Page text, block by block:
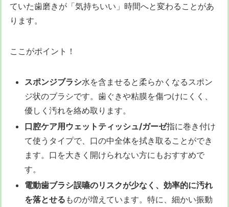
ていた歯磨きが「気持ちいい」時間へと変わることがあ
ります。
ここがポイント！
スポンジブラシ水を含ませると柔らかくなるスポン
ジ状のブラシです。歯ぐきや粘膜を傷つけにくく、
優しく汚れを絡め取ります。
口腔ケア用ウェットティッシュ/ガーゼ指に巻き付け
て使うタイプで、口の中全体を拭き取ることができ
ます。口を大きく開けられない方にもおすすめで
す。
電動歯ブラシ誤嚥のリスクが少なく、効率的に汚れ
を落とせる ものが増えています。特に、細かい振動